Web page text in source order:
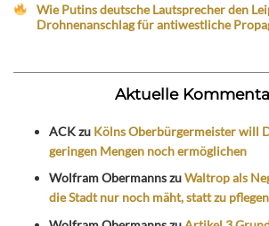
Wie Putins deutsche Lautsprecher den
Drohnenanschlag für antiwestliche
Aktuelle
ACKzu Kölns Oberbürgermeister will
geringen Mengen noch ermöglichen
Wolfram ObermannszuWaltrop als
die Stadt nur noch mäht, statt zu pflegen